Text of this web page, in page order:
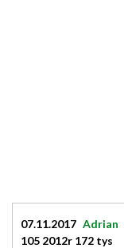
07.11.2017 Adrian
105 2012r 172 tys